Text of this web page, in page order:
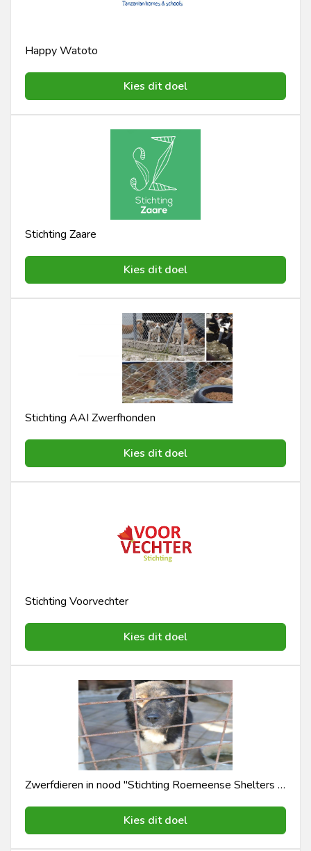
Happy Watoto
Kies dit doel
Stichting Zaare
Kies dit doel
Stichting AAI Zwerfhonden
Kies dit doel
Stichting Voorvechter
Kies dit doel
Zwerfdieren in nood "Stichting Roemeense Shelters in Nood "
Kies dit doel